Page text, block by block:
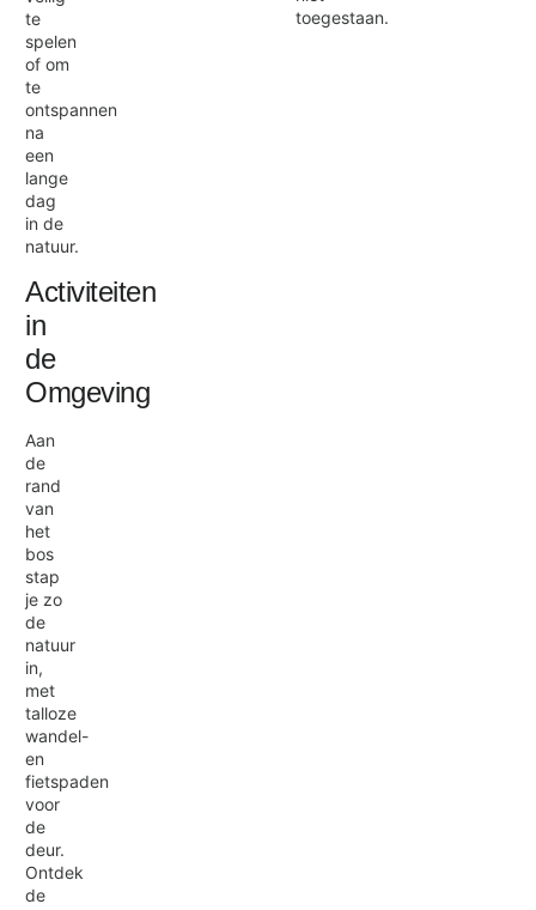
te
spelen
of om
te
ontspannen
na
een
lange
dag
in de
natuur.
Activiteiten
in
de
Omgeving
Aan
de
rand
van
het
bos
stap
je zo
de
natuur
in,
met
talloze
wandel-
en
fietspaden
voor
de
deur.
Ontdek
de
toegestaan.